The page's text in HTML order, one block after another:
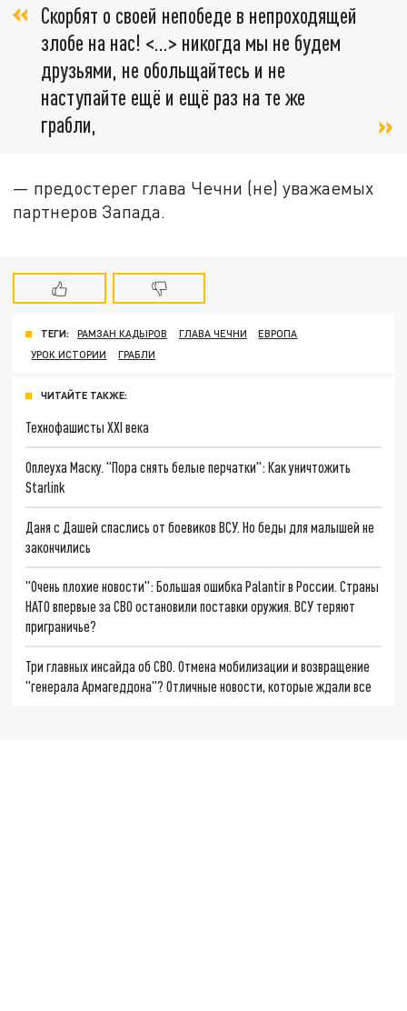
Скорбят о своей непобеде в непроходящей
злобе на нас! <...> никогда мы не будем
друзьями, не обольщайтесь и не
наступайте ещё и ещё раз на те же
грабли,
— предостерег глава Чечни (не) уважаемых
партнеров Запада.
ТЕГИ: РАМЗАН КАДЫРОВ ГЛАВА ЧЕЧНИ
ЕВРОПА
УРОК ИСТОРИИ
ГРАБЛИ
ЧИТАЙТЕ ТАКЖЕ:
Технофашисты XXI века
Оплеуха Маску. "Пора снять белые перчатки": Как уничтожить
Starlink
Даня с Дашей спаслись от боевиков ВСУ. Но беды для малышей не
закончились
"Очень плохие новости": Большая ошибка Palantir в России. Страны
НАТО впервые за СВО остановили поставки оружия. ВСУ теряют
приграничье?
Три главных инсайда об СВО. Отмена мобилизации и возвращение
"генерала Армагеддона"? Отличные новости, которые ждали все